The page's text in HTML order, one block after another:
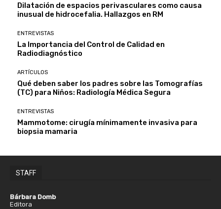
Dilatación de espacios perivasculares como causa
inusual de hidrocefalia. Hallazgos en RM
ENTREVISTAS
La Importancia del Control de Calidad en
Radiodiagnóstico
ARTÍCULOS
Qué deben saber los padres sobre las Tomografías
(TC) para Niños: Radiología Médica Segura
ENTREVISTAS
Mammotome: cirugía mínimamente invasiva para
biopsia mamaria
STAFF
Bárbara Domb
Editora